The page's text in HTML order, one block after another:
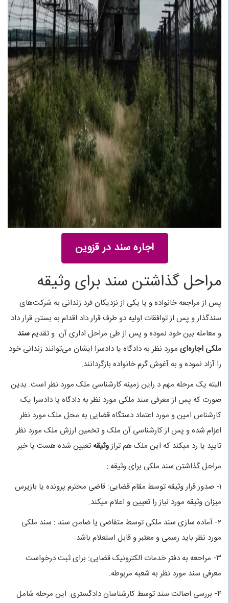
اجاره سند در قزوین
مراحل گذاشتن سند برای وثیقه
پس از مراجعه خانواده و یا یکی از نزدیکان فرد زندانی به شرکت‌های
سندگذار و پس از توافقات اولیه دو طرف قرار داد اقدام به بستن قرار داد
و معامله بین خود نموده و پس از طی مراحل اداری آن و تقدیمسند
ملکی اجاره‌ای مورد نظر به دادگاه یا دادسرا ایشان می‌توانند زندانی خود
را آزاد نموده و به آغوش گرم خانواده بازگردانند.
البته یک مرحله مهم د راین زمینه کارشناسی ملک مورد نظر است. بدین
صورت که پس از معرفی سند ملکی مورد نظر به دادگاه یا دادسرا یک
کارشناس امین و مورد اعتماد دستگاه قضایی به محل ملک مورد نظر
اعزام شده و پس از کارشناسی آن ملک و تخمین ارزش ملک مورد نظر
تایید یا رد میکند که این ملک هم ترازوثیقه تعیین شده هست یا خیر.
مراحل گذاشتن سند ملکی برای وثیقه :
۱- صدور قرار وثیقه توسط مقام قضایی: قاضی محترم پرونده یا بازپرس
میزان وثیقه مورد نیاز را تعیین و اعلام میکند.
۲- آماده سازی سند ملکی توسط متقاضی یا ضامن سند : سند ملکی
مورد نظر باید رسمی و معتبر و قابل استعلام باشد.
۳- مراحعه به دفتر خدمات الکترونیک قضایی: برای ثبت درخواست
معرفی سند مورد نظر به شعبه مربوطه.
۴- بررسی اصالت سند توسط کارشناسان دادگستری: این مرحله شامل